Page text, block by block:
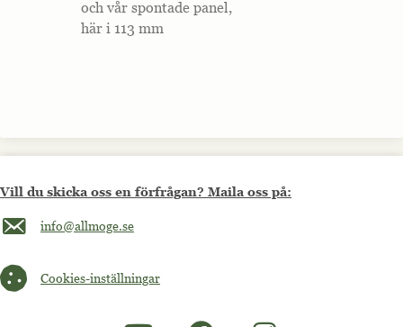
och vår spontade panel,
här i 113 mm
Vill du skicka oss en förfrågan? Maila oss på:
Maila oss på info@allmoge.se
info@allmoge.se
Cookies-inställningar
Cookies-inställningar